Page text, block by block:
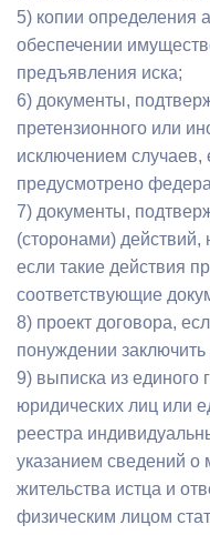
5) копии определения
обеспечении
предъявления иска;
6) документы,
претензионного или
исключением случаев,
предусмотрено
7) документы,
(сторонами)
если такие действия
соответствующие
8) проект договора,
понуждении заключить
9) выписка из единого
юридических лиц или
реестра
указанием сведений о
жительства истца и
физическим лицом